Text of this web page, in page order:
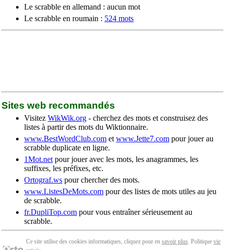
Le scrabble en allemand : aucun mot
Le scrabble en roumain : 524 mots
Sites web recommandés
Visitez WikWik.org - cherchez des mots et construisez des
listes à partir des mots du Wiktionnaire.
www.BestWordClub.com et www.Jette7.com pour jouer au
scrabble duplicate en ligne.
1Mot.net pour jouer avec les mots, les anagrammes, les
suffixes, les préfixes, etc.
Ortograf.ws pour chercher des mots.
www.ListesDeMots.com pour des listes de mots utiles au jeu
de scrabble.
fr.DupliTop.com pour vous entraîner sérieusement au
scrabble.
Ce site utilise des cookies informatiques, cliquez pour en savoir plus. Politique vie